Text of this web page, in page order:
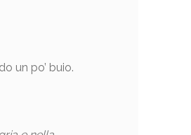
un po’ buio.